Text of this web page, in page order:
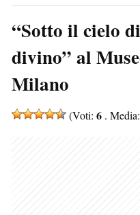
“Sotto il cielo
divino” al
Milano
(Voti: 6 . Media: